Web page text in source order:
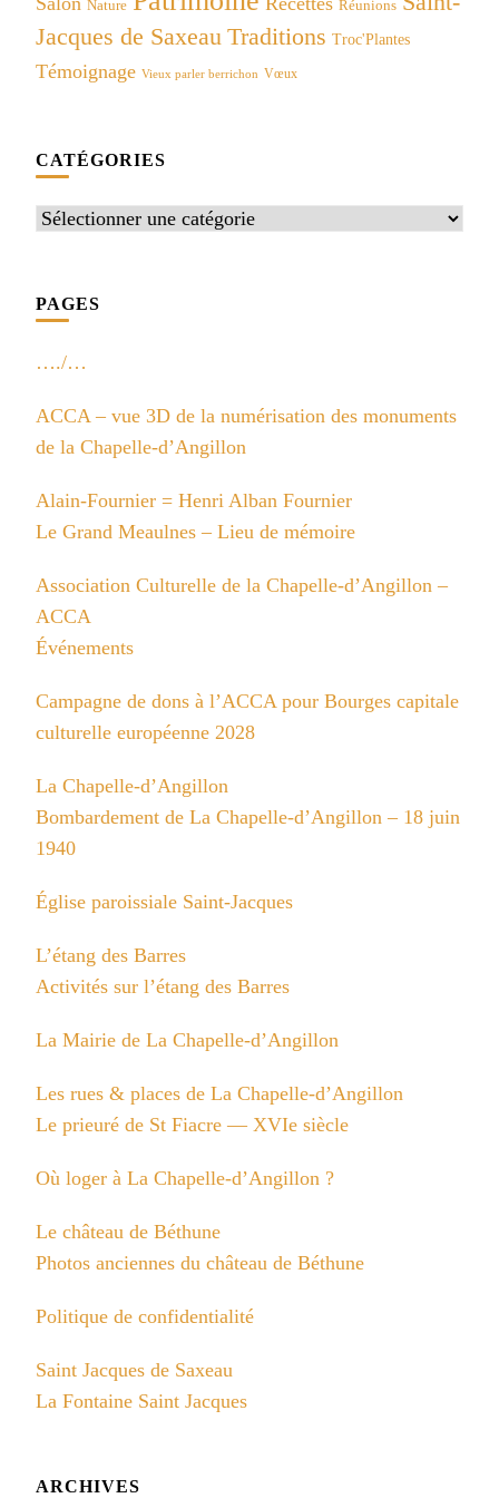
Nature Réunions
Jacques de Saxeau Traditions Troc'Plantes
Témoignage Vieux parler berrichon Vœux
CATÉGORIES
Catégories
PAGES
…./…
ACCA – vue 3D de la numérisation des monuments
de la Chapelle-d’Angillon
Alain-Fournier = Henri Alban Fournier
Le Grand Meaulnes – Lieu de mémoire
Association Culturelle de la Chapelle-d’Angillon –
ACCA
Événements
Campagne de dons à l’ACCA pour Bourges capitale
culturelle européenne 2028
La Chapelle-d’Angillon
Bombardement de La Chapelle-d’Angillon – 18 juin
1940
Église paroissiale Saint-Jacques
L’étang des Barres
Activités sur l’étang des Barres
La Mairie de La Chapelle-d’Angillon
Les rues & places de La Chapelle-d’Angillon
Le prieuré de St Fiacre — XVIe siècle
Où loger à La Chapelle-d’Angillon ?
Le château de Béthune
Photos anciennes du château de Béthune
Politique de confidentialité
Saint Jacques de Saxeau
La Fontaine Saint Jacques
ARCHIVES